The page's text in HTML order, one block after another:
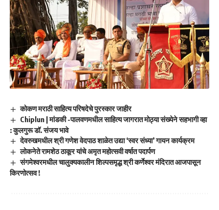
कोकण मराठी साहित्य परिषदेचे पुरस्कार जाहीर
Chiplun | मांडकी -पालवणमधील साहित्य जागरात मोठ्या संख्येने सहभागी व्हा
: कुलगुरू डॉ. संजय भावे
देवरुखमधील श्री गणेश वेदपाठ शाळेत उद्या ‘स्वर संध्या’ गायन कार्यक्रम
लोकनेते रामशेठ ठाकूर यांचे अमृत महोत्सवी वर्षात पदार्पण
संगमेश्वरमधील चालुक्यकालीन शिल्पसमृद्ध श्री कर्णेश्वर मंदिरात आजपासून
किरणोत्सव !